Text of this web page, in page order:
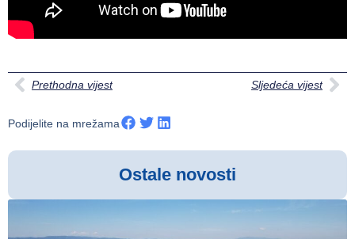
Prethodna vijest Sljedeća vijest
Podijelite na mrežama
Ostale novosti